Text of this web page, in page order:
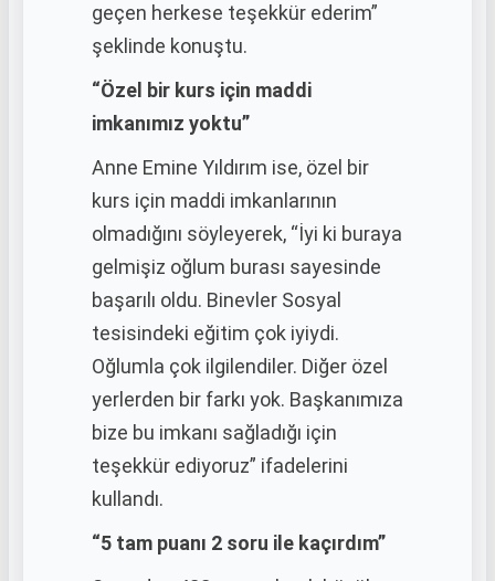
geçen herkese teşekkür ederim”
şeklinde konuştu.
“Özel bir kurs için maddi
imkanımız yoktu”
Anne Emine Yıldırım ise, özel bir
kurs için maddi imkanlarının
olmadığını söyleyerek, “İyi ki buraya
gelmişiz oğlum burası sayesinde
başarılı oldu. Binevler Sosyal
tesisindeki eğitim çok iyiydi.
Oğlumla çok ilgilendiler. Diğer özel
yerlerden bir farkı yok. Başkanımıza
bize bu imkanı sağladığı için
teşekkür ediyoruz” ifadelerini
kullandı.
“5 tam puanı 2 soru ile kaçırdım”